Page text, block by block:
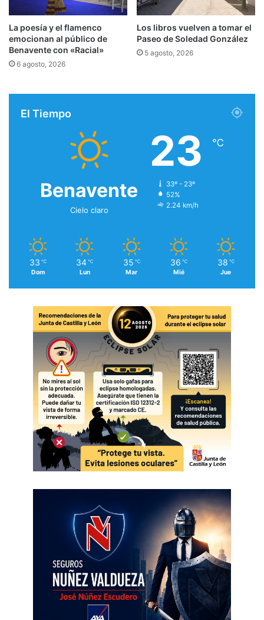
La poesía y el flamenco
emocionan al público de
Benavente con «Racial»
6 agosto, 2026
Los libros vuelven a tomar el
Paseo de Soledad González
5 agosto, 2026
El Tiempo
Benavente
Cielo claro
23 ℃
33º - 23º
52%
2.24 km/h
33 ℃
Dom
34 ℃
Lun
35 ℃
Mar
36 ℃
Mié
38 ℃
Jue